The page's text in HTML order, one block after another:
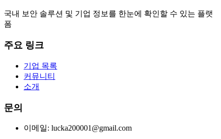
국내 보안 솔루션 및 기업 정보를 한눈에 확인할 수 있는 플랫
폼
주요 링크
기업 목록
커뮤니티
소개
문의
이메일: lucka200001@gmail.com